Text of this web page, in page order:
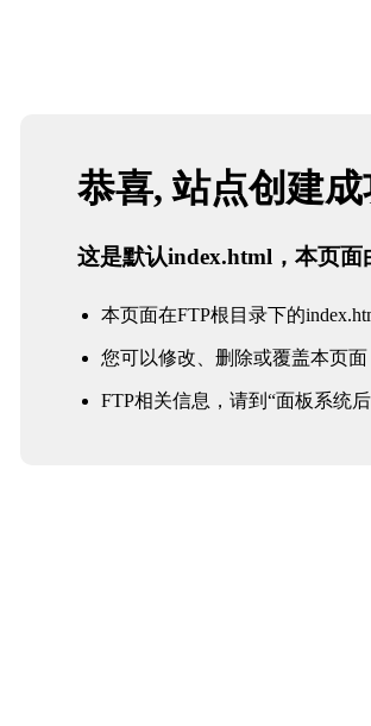
恭喜, 站点创建
这是默认index.html，本页面
本页面在FTP根目录下的
您可以修改、删除或覆盖本页面
FTP相关信息，请到“面板系统